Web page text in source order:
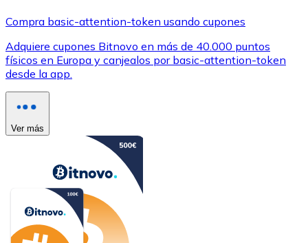
Compra basic-attention-token usando cupones
Adquiere cupones Bitnovo en más de 40.000 puntos
físicos en Europa y canjealos por basic-attention-token
desde la app.
Ver más